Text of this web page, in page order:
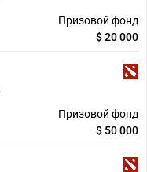
Призовой фонд
$ 20 000
Призовой фонд
$ 50 000